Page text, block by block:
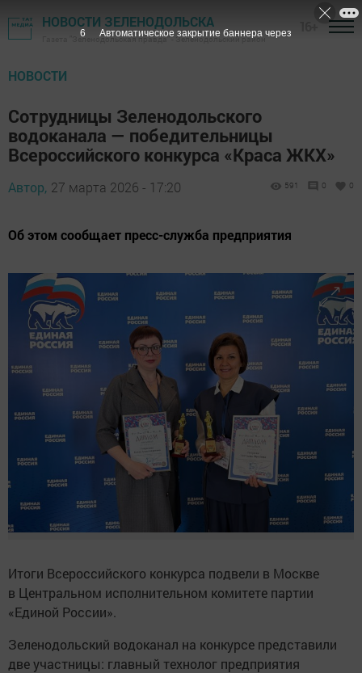
НОВОСТИ ЗЕЛЕНОДОЛЬСКА
Газета "Зеленодольская правда" - Зеленодольский район
НОВОСТИ
Сотрудницы Зеленодольского
водоканала — победительницы
Всероссийского конкурса «Краса ЖКХ»
Автор, 27 марта 2026 - 17:20 591 0 0
Об этом сообщает пресс-служба предприятия
Итоги Всероссийского конкурса подвели в Москве
в Центральном исполнительном комитете партии
«Единой России».
Зеленодольский водоканал на конкурсе представили
две участницы: главный технолог предприятия
5 Автоматическое закрытие баннера через